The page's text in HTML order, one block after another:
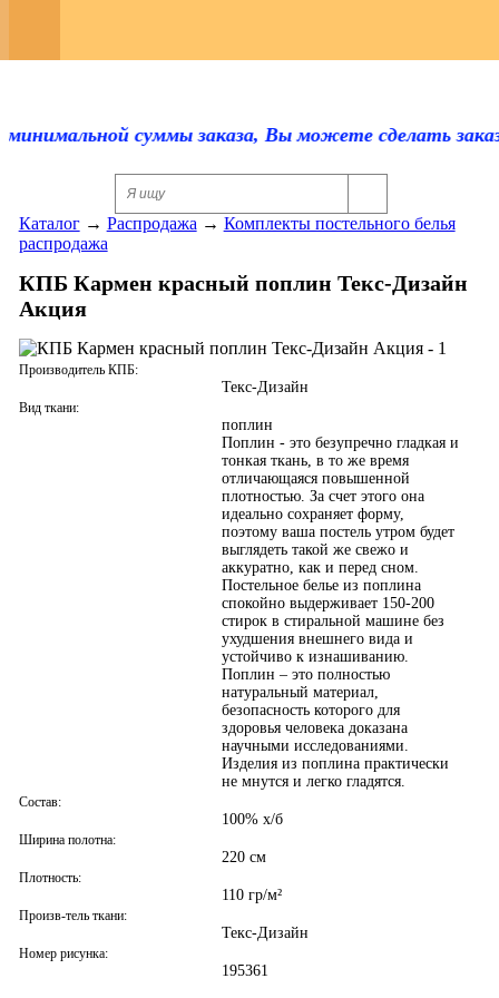
Оплата и доставка
Контакты
Отзывы
Прайс-лист
Сертификаты
Для оптовиков
суммы заказа, Вы можете сделать
Каталог→ Распродажа → Комплекты постельного белья
распродажа
КПБ Кармен красный поплин Текс-Дизайн
Акция
Производитель КПБ:
Текс-Дизайн
Вид ткани:
поплин
Поплин - это безупречно гладкая и
тонкая ткань, в то же время
отличающаяся повышенной
плотностью. За счет этого она
идеально сохраняет форму,
поэтому ваша постель утром будет
выглядеть такой же свежо и
аккуратно, как и перед сном.
Постельное белье из поплина
спокойно выдерживает 150-200
стирок в стиральной машине без
ухудшения внешнего вида и
устойчиво к изнашиванию.
Поплин – это полностью
натуральный материал,
безопасность которого для
здоровья человека доказана
научными исследованиями.
Изделия из поплина практически
не мнутся и легко гладятся.
Состав:
100% х/б
Ширина полотна:
220 см
Плотность:
110 гр/м²
Произв-тель ткани:
Текс-Дизайн
Номер рисунка:
195361